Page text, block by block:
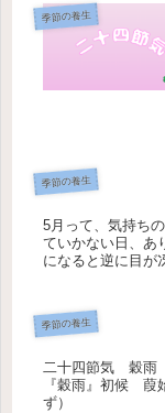
季節の養生
季節の養生
5月って、気持ち
ていかない日、あ
になると逆に目が
季節の養生
二十四節気 穀雨
『穀雨』初候 葭
ず） 次候